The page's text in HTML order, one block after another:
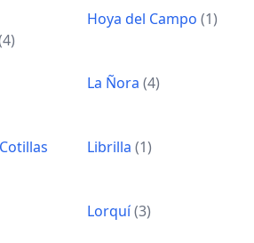
Hoya del Campo (1)
La Ñora (4)
Librilla (1)
Lorquí(3)